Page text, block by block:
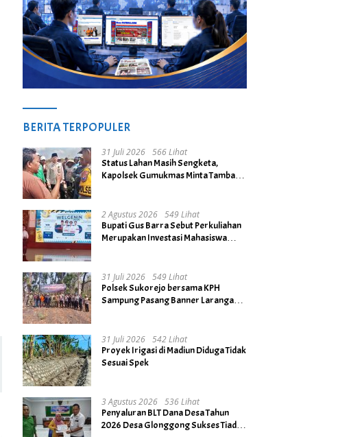
BERITA TERPOPULER
31 Juli 2026
566 Lihat
Status Lahan Masih Sengketa,
Kapolsek Gumukmas Minta Tambang
2 Agustus 2026
549 Lihat
Bupati Gus Barra Sebut Perkuliahan
Merupakan Investasi Mahasiswa
31 Juli 2026
549 Lihat
Polsek Sukorejo bersama KPH
Sampung Pasang Banner Larangan
31 Juli 2026
542 Lihat
Proyek Irigasi di Madiun Diduga Tidak
Sesuai Spek
3 Agustus 2026
536 Lihat
Penyaluran BLT Dana Desa Tahun
2026 Desa Glonggong Sukses Tiada